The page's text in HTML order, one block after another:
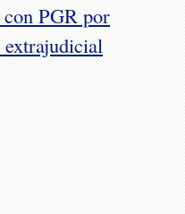
PGR por
extrajudicial